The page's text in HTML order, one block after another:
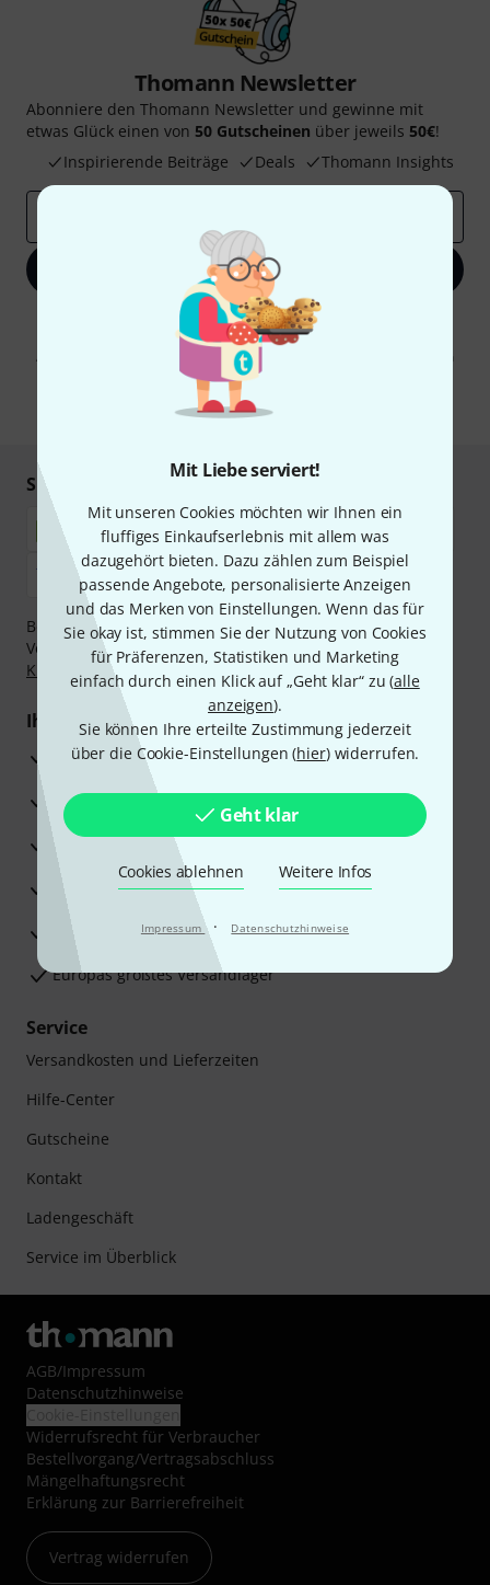
Mit Liebe serviert!
Mit unseren Cookies möchten wir Ihnen ein
fluffiges Einkaufserlebnis mit allem was
dazugehört bieten. Dazu zählen zum Beispiel
passende Angebote, personalisierte Anzeigen
und das Merken von Einstellungen. Wenn das für
Sie okay ist, stimmen Sie der Nutzung von Cookies
für Präferenzen, Statistiken und Marketing
einfach durch einen Klick auf „Geht klar“ zu (alle
anzeigen).
Sie können Ihre erteilte Zustimmung jederzeit
über die Cookie-Einstellungen (hier) widerrufen.
Geht klar
Cookies ablehnen Weitere Infos
Impressum · Datenschutzhinweise
Thomann Newsletter
Abonniere den Thomann Newsletter und gewinne mit
etwas Glück einen von 50 Gutscheinen über jeweils 50€!
Inspirierende Beiträge
Deals Thomann Insights
Jetzt anmelden
Mit Klick auf „Jetzt anmelden“ stimmen Sie dem Erhalt von E-Mail-
Werbung und einer Messung des E-Mail-Nutzungsverhaltens zu. Die
Abmeldung ist jederzeit möglich. Weitere Informationen finden Sie in
unseren
Datenschutzhinweisen
* Pflichtfeld
Sicher einkaufen & bezahlen
Bezahlen Sie vertraulich und sicher per Nachnahme,
Vorkasse, PayPal, Amazon Pay, Klarna Sofort bezahlen
Klarna Ratenzahlungoder Kreditkarte.
Ihre Vorteile
3 Jahre Thomann Garantie
30 Tage Money-Back-Garantie
Reparaturservice
Beratung durch Fachexperten
Zufriedenheitsgarantie
Europas größtes Versandlager
Service
Versandkosten und Lieferzeiten
Hilfe-Center
Gutscheine
Kontakt
Ladengeschäft
Service im Überblick
AGB/Impressum
Datenschutzhinweise
Widerrufsrecht für Verbraucher
Bestellvorgang/Vertragsabschluss
Mängelhaftungsrecht
Erklärung zur Barrierefreiheit
Vertrag widerrufen